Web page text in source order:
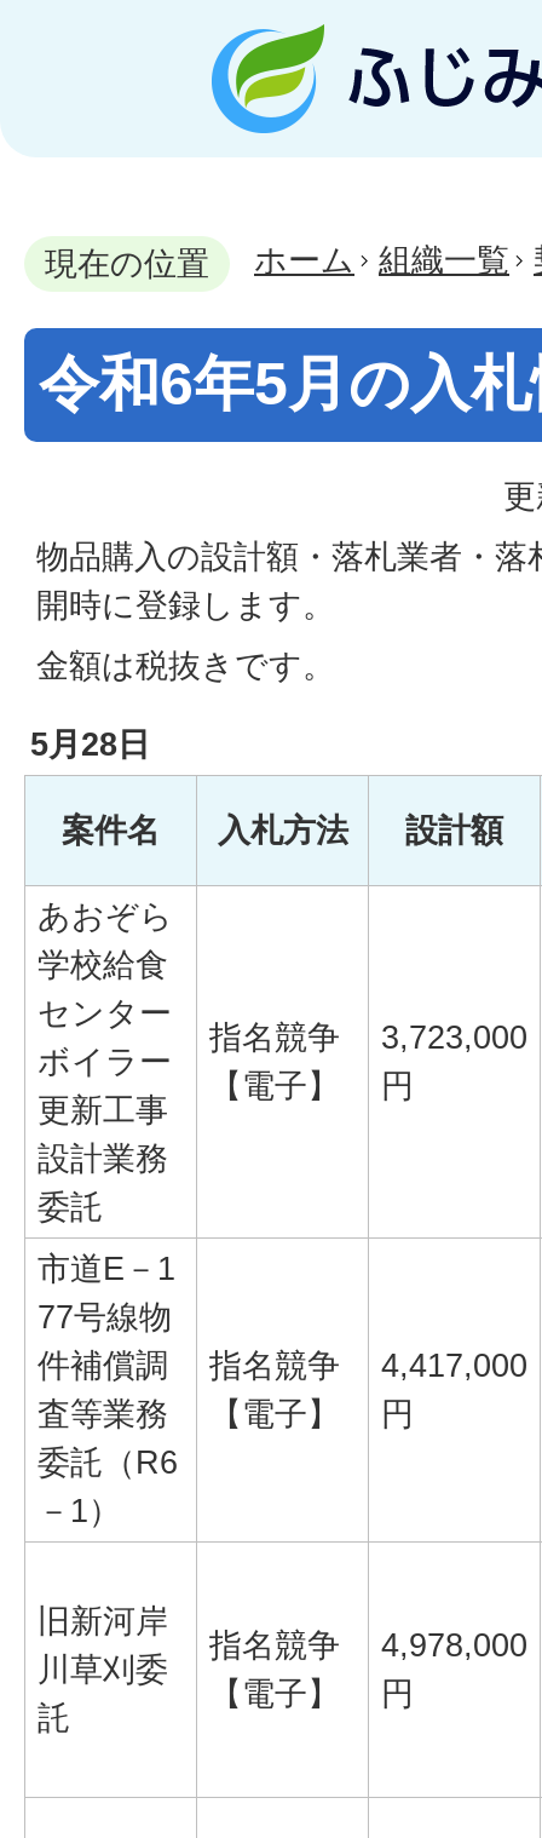
現在の位置 ホーム 組織一覧
令和6年5月の入
物品購入の設計額・落札業者・
開時に登録します。
金額は税抜きです。
5月28日
案件名 入札方法 設計額
あおぞら
学校給食
センター
ボイラー
更新工事
設計業務
委託
指名競争
【電子】
3,723,000
円
市道E－1
77号線物
件補償調
査等業務
委託（R6
－1）
指名競争
【電子】
4,417,000
円
旧新河岸
川草刈委
託
指名競争
【電子】
4,978,000
円